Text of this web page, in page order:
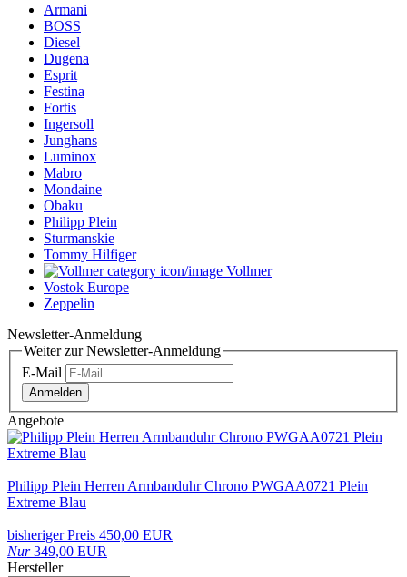
Armani
BOSS
Diesel
Dugena
Esprit
Festina
Fortis
Ingersoll
Junghans
Luminox
Mabro
Mondaine
Obaku
Philipp Plein
Sturmanskie
Tommy Hilfiger
Vollmer
Vostok Europe
Zeppelin
Newsletter-Anmeldung
Weiter zur Newsletter-Anmeldung
E-Mail
Anmelden
Angebote
Philipp Plein Herren Armbanduhr Chrono PWGAA0721 Plein
Extreme Blau
bisheriger Preis 450,00 EUR
Nur349,00 EUR
Hersteller